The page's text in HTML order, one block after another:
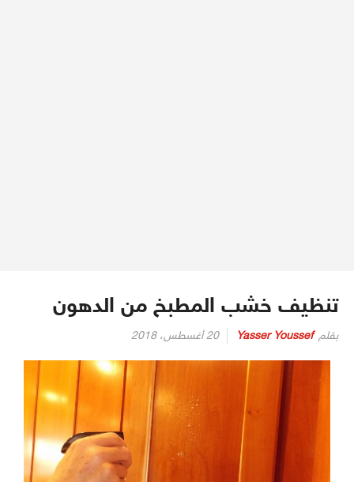
تنظيف خشب المطبخ من الدهون
بقلم Yasser Youssef 20 أغسطس، 2018